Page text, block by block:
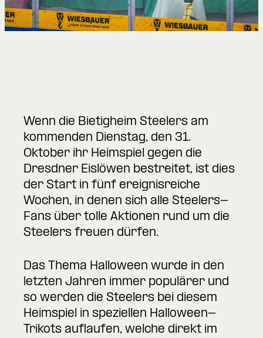
Wenn die Bietigheim Steelers am
kommenden Dienstag, den 31.
Oktober ihr Heimspiel gegen die
Dresdner Eislöwen bestreitet, ist dies
der Start in fünf ereignisreiche
Wochen, in denen sich alle Steelers-
Fans über tolle Aktionen rund um die
Steelers freuen dürfen.
Das Thema Halloween wurde in den
letzten Jahren immer populärer und
so werden die Steelers bei diesem
Heimspiel in speziellen Halloween-
Trikots auflaufen, welche direkt im